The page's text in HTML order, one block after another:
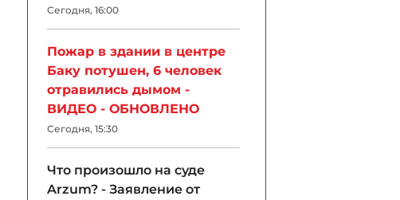
Сегодня, 16:00
Пожар в здании в центре
Баку потушен, 6 человек
отравились дымом -
ВИДЕО - ОБНОВЛЕНО
Сегодня, 15:30
Что произошло на суде
Arzum? - Заявление от